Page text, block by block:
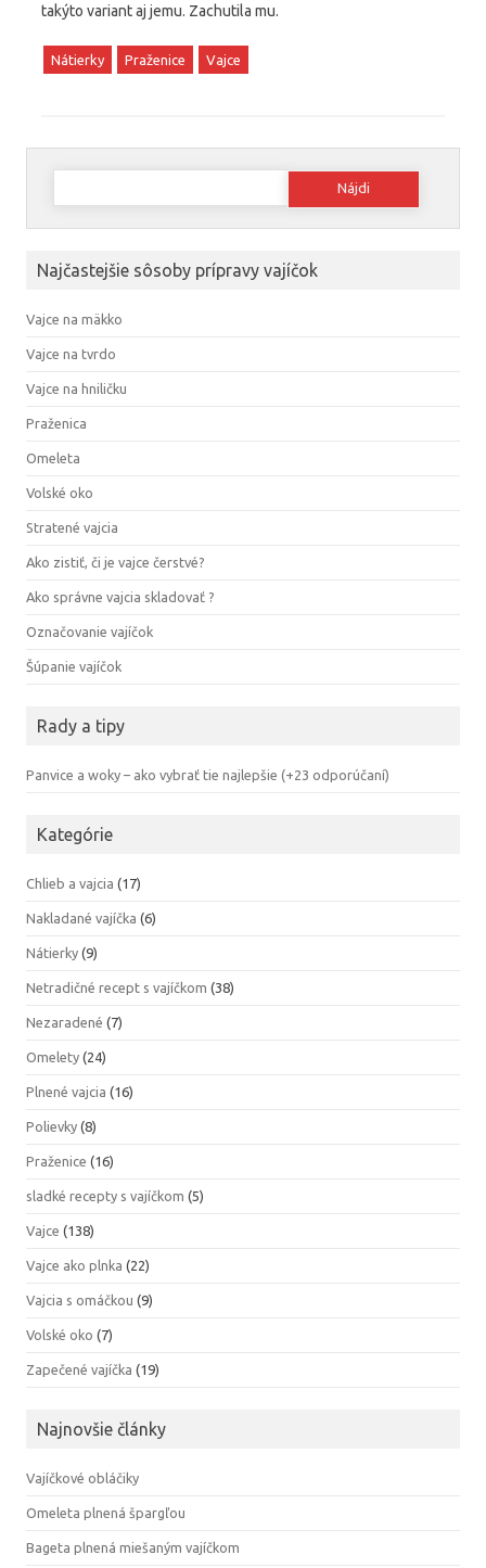
takýto variant aj jemu. Zachutila mu.
Nátierky Praženice Vajce
Hľadať:
Najčastejšie sôsoby prípravy vajíčok
Vajce na mäkko
Vajce na tvrdo
Vajce na hniličku
Praženica
Omeleta
Volské oko
Stratené vajcia
Ako zistiť, či je vajce čerstvé?
Ako správne vajcia skladovať ?
Označovanie vajíčok
Šúpanie vajíčok
Rady a tipy
Panvice a woky – ako vybrať tie najlepšie (+23 odporúčaní)
Kategórie
Chlieb a vajcia (17)
Nakladané vajíčka (6)
Nátierky (9)
Netradičné recept s vajíčkom (38)
Nezaradené (7)
Omelety (24)
Plnené vajcia (16)
Polievky (8)
Praženice (16)
sladké recepty s vajíčkom (5)
Vajce (138)
Vajce ako plnka (22)
Vajcia s omáčkou (9)
Volské oko (7)
Zapečené vajíčka (19)
Najnovšie články
Vajíčkové obláčiky
Omeleta plnená špargľou
Bageta plnená miešaným vajíčkom